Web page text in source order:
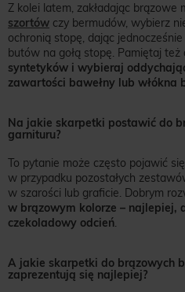
Z kolei latem, zakładając brązowe
szortów czy bermudów, wybierz
ochronią stopę, dając
butów na gołą stopę. Pamiętaj też
syntetyków i wybieraj
zawartości bawełny lub włókna
Na jakie skarpetki postawić do
garnituru?
To pytanie może często pojawić
w przypadku pozostałych
w szarości lub graficie. Dobrym
w brązowym kolorze – najlepiej,
czekoladowy odcień.
A jakie skarpetki do brązowych
zaprezentują się najlepiej?